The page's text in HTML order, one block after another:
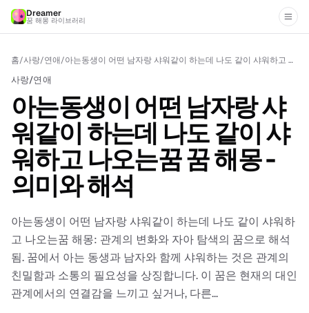
Dreamer
꿈 해몽 라이브러리
홈/사랑/연애/ 아는동생이 어떤 남자랑 샤워같이 하는데 나도 같이 샤워하고 나오는꿈 꿈 해몽 - 의미와 해석
사랑/연애
아는동생이 어떤 남자랑 샤
워같이 하는데 나도 같이 샤
워하고 나오는꿈 꿈 해몽 -
의미와 해석
아는동생이 어떤 남자랑 샤워같이 하는데 나도 같이 샤워하
고 나오는꿈 해몽: 관계의 변화와 자아 탐색의 꿈으로 해석
됨. 꿈에서 아는 동생과 남자와 함께 샤워하는 것은 관계의
친밀함과 소통의 필요성을 상징합니다. 이 꿈은 현재의 대인
관계에서의 연결감을 느끼고 싶거나, 다른...